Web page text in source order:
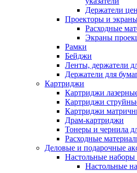
Держатели
Проекторы и
Расходные
Экраны
Рамки
Бейджи
Ленты, держатели
Держатели для
Картриджи
Картриджи
Картриджи
Картриджи
Драм-картриджи
Тонеры и чернила
Расходные
Деловые и подарочные
Настольные наборы
Настольные